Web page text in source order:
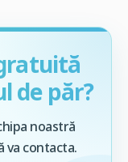
de păr?
noastră
va contacta.